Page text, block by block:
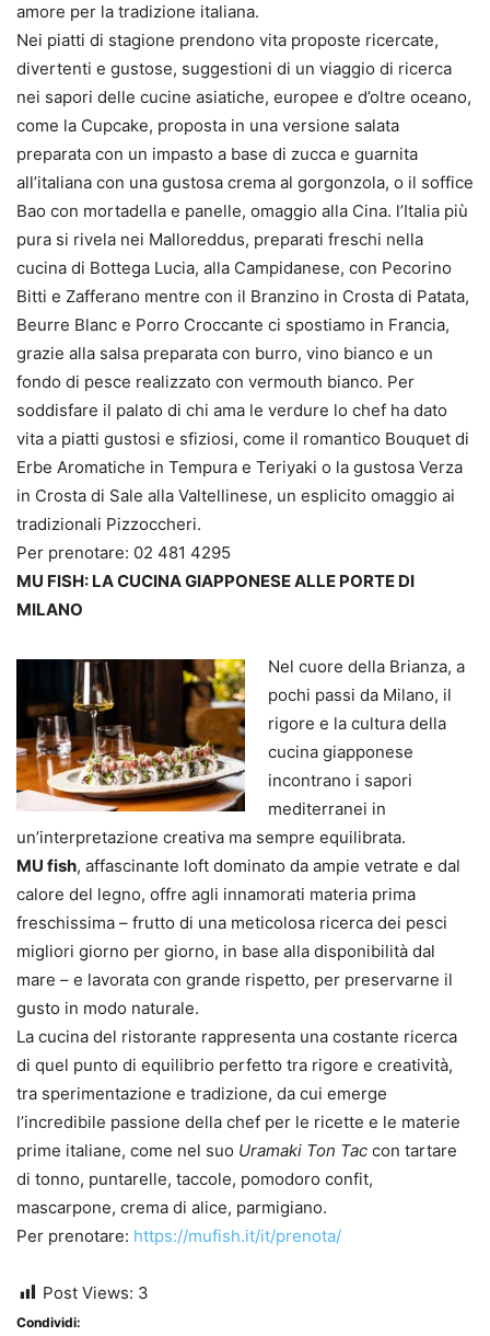
amore per la tradizione italiana.
Nei piatti di stagione prendono vita proposte ricercate,
divertenti e gustose, suggestioni di un viaggio di ricerca
nei sapori delle cucine asiatiche, europee e d’oltre oceano,
come la Cupcake, proposta in una versione salata
preparata con un impasto a base di zucca e guarnita
all’italiana con una gustosa crema al gorgonzola, o il soffice
Bao con mortadella e panelle, omaggio alla Cina. l’Italia più
pura si rivela nei Malloreddus, preparati freschi nella
cucina di Bottega Lucia, alla Campidanese, con Pecorino
Bitti e Zafferano mentre con il Branzino in Crosta di Patata,
Beurre Blanc e Porro Croccante ci spostiamo in Francia,
grazie alla salsa preparata con burro, vino bianco e un
fondo di pesce realizzato con vermouth bianco. Per
soddisfare il palato di chi ama le verdure lo chef ha dato
vita a piatti gustosi e sfiziosi, come il romantico Bouquet di
Erbe Aromatiche in Tempura e Teriyaki o la gustosa Verza
in Crosta di Sale alla Valtellinese, un esplicito omaggio ai
tradizionali Pizzoccheri.
Per prenotare: 02 481 4295
MU FISH: LA CUCINA GIAPPONESE ALLE PORTE DI
MILANO
Nel cuore della Brianza, a
pochi passi da Milano, il
rigore e la cultura della
cucina giapponese
incontrano i sapori
mediterranei in
un’interpretazione creativa ma sempre equilibrata.
MU fish, affascinante loft dominato da ampie vetrate e dal
calore del legno, offre agli innamorati materia prima
freschissima – frutto di una meticolosa ricerca dei pesci
migliori giorno per giorno, in base alla disponibilità dal
mare – e lavorata con grande rispetto, per preservarne il
gusto in modo naturale.
La cucina del ristorante rappresenta una costante ricerca
di quel punto di equilibrio perfetto tra rigore e creatività,
tra sperimentazione e tradizione, da cui emerge
l’incredibile passione della chef per le ricette e le materie
prime italiane, come nel suo Uramaki Ton Tac con tartare
di tonno, puntarelle, taccole, pomodoro confit,
mascarpone, crema di alice, parmigiano.
Per prenotare: https://mufish.it/it/prenota/
Post Views: 3
Condividi: